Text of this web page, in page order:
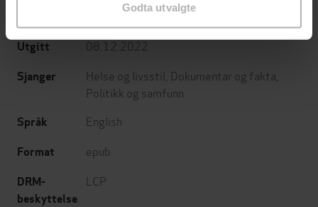
Godta utvalgte
Sheldon Press
Utgitt 08.12.2022
Sjanger Helse og livsstil Dokumentar og fakta
Politikk og samfunn
Språk English
Format epub
DRM-
beskyttelse
LCP